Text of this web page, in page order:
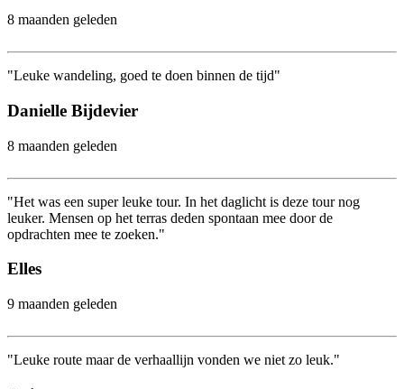
8 maanden geleden
"Leuke wandeling, goed te doen binnen de tijd"
Danielle Bijdevier
8 maanden geleden
"Het was een super leuke tour. In het daglicht is deze tour nog
leuker. Mensen op het terras deden spontaan mee door de
opdrachten mee te zoeken."
Elles
9 maanden geleden
"Leuke route maar de verhaallijn vonden we niet zo leuk."